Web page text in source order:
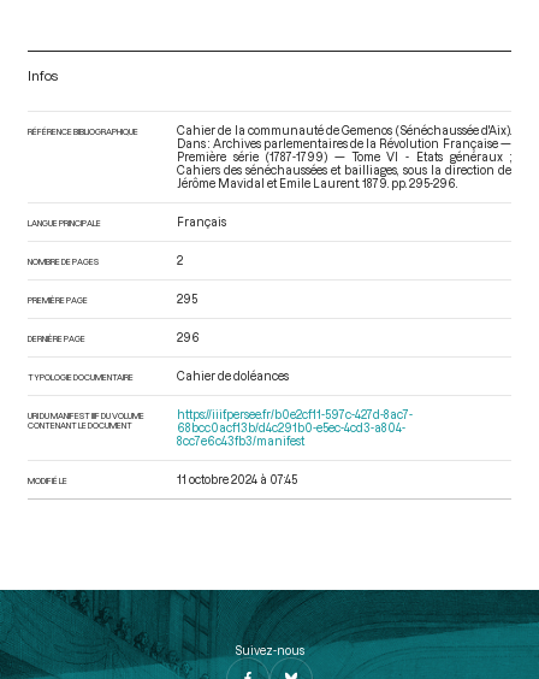
Infos
RÉFÉRENCE BIBLIOGRAPHIQUE
Cahier de la communauté de Gemenos (Sénéchaussée d'Aix).
Dans : Archives parlementaires de la Révolution Française —
Première série (1787-1799) — Tome VI - Etats généraux ;
Cahiers des sénéchaussées et bailliages , sous la direction de
Jérôme Mavidal et Emile Laurent. 1879. pp. 295-296.
LANGUE PRINCIPALE Français
NOMBRE DE PAGES 2
PREMIÈRE PAGE 295
DERNIÈRE PAGE 296
TYPOLOGIE DOCUMENTAIRE Cahier de doléances
URI DU MANIFEST IIIF DU VOLUME
CONTENANT LE DOCUMENT
https://iiif.persee.fr/b0e2cf11-597c-427d-8ac7-
68bcc0acf13b/d4c291b0-e5ec-4cd3-a804-
8cc7e6c43fb3/manifest
MODIFIÉ LE 11 octobre 2024 à 07:45
Suivez-nous